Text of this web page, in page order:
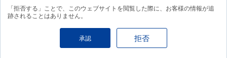
「拒否する」ことで、このウェブサイトを閲覧した際に、お客様の情報が追
跡されることはありません。
承認 拒否
EAI・BIツールとの違いや比較ポイントをわ
かりやすく解説
2025.06.18